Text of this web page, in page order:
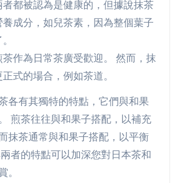
都被認為是健康的，但據說抹茶
成分，如兒茶素，因為整個葉子
作為日常茶廣受歡迎。 然而，抹
式的場合，例如茶道。
各有其獨特的特點，它們與和果
煎茶往往與和果子搭配，以補充
抹茶通常與和果子搭配，以平衡
者的特點可以加深您對日本茶和
。